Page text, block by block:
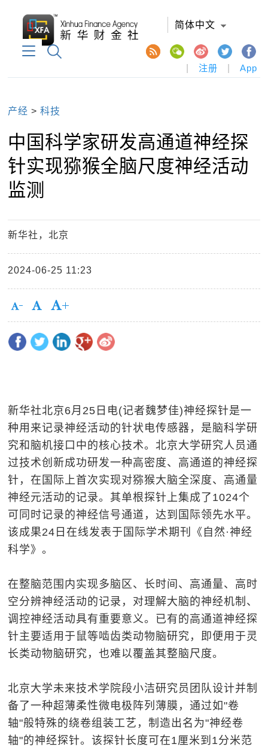
简体中文
注册 App
产经 >科技
中国科学家研发高通道神经探
针实现猕猴全脑尺度神经活动
监测
新华社，北京
2024-06-25 11:23
新华社北京6月25日电(记者魏梦佳)神经探针是一
种用来记录神经活动的针状电传感器，是脑科学研
究和脑机接口中的核心技术。北京大学研究人员通
过技术创新成功研发一种高密度、高通道的神经探
针，在国际上首次实现对猕猴大脑全深度、高通量
神经元活动的记录。其单根探针上集成了1024个
可同时记录的神经信号通道，达到国际领先水平。
该成果24日在线发表于国际学术期刊《自然·神经
科学》。
在整脑范围内实现多脑区、长时间、高通量、高时
空分辨神经活动的记录，对理解大脑的神经机制、
调控神经活动具有重要意义。已有的高通道神经探
针主要适用于鼠等啮齿类动物脑研究，即便用于灵
长类动物脑研究，也难以覆盖其整脑尺度。
北京大学未来技术学院段小洁研究员团队设计并制
备了一种超薄柔性微电极阵列薄膜，通过如"卷
轴"般特殊的绕卷组装工艺，制造出名为"神经卷
轴"的神经探针。该探针长度可在1厘米到1分米范